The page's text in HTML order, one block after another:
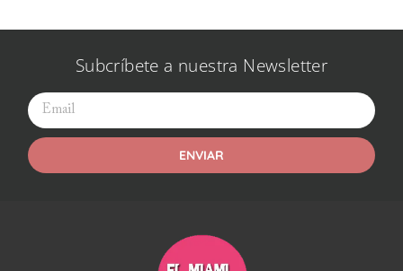
Subcríbete a nuestra Newsletter
ENVIAR